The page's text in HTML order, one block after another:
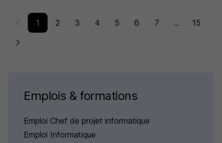
1 2 3 4 5 6 7 ... 15
Emplois & formations
Emploi Chef de projet informatique
Emploi Informatique